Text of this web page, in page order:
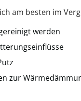
am besten im
werden
zur